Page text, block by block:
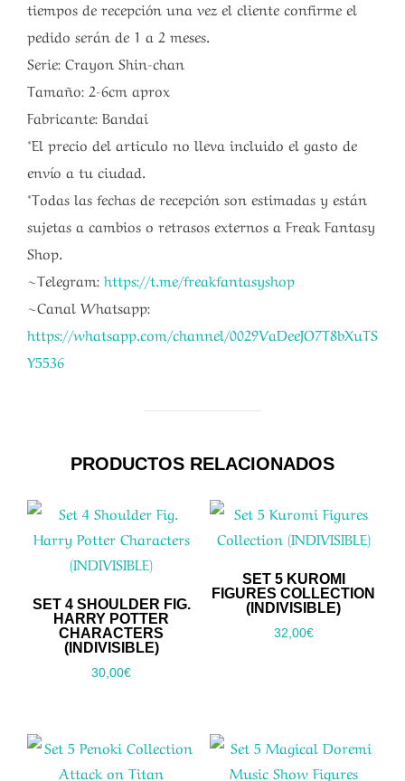
tiempos de recepción una vez el cliente confirme el
pedido serán de 1 a 2 meses.
Serie: Crayon Shin-chan
Tamaño: 2-6cm aprox
Fabricante: Bandai
*El precio del articulo no lleva incluido el gasto de
envío a tu ciudad.
*Todas las fechas de recepción son estimadas y están
sujetas a cambios o retrasos externos a Freak Fantasy
Shop.
~Telegram: https://t.me/freakfantasyshop
~Canal Whatsapp:
https://whatsapp.com/channel/0029VaDeeJO7T8bXuTS
Y5536
PRODUCTOS RELACIONADOS
SET 4 SHOULDER FIG.
HARRY POTTER
CHARACTERS
(INDIVISIBLE)
30,00€
SET 5 KUROMI
FIGURES COLLECTION
(INDIVISIBLE)
32,00€